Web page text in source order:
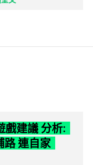
戲建議 分析:
連自家